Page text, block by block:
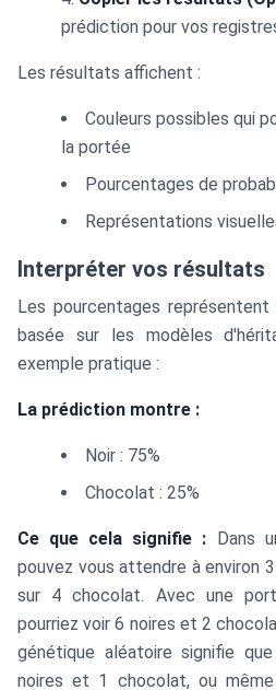
prédiction pour vos
Les résultats affichent :
Couleurs possibles qui
la portée
Pourcentages de
Représentations
Interpréter vos résultats
Les pourcentages
basée sur les modèles
exemple pratique :
La prédiction montre :
Noir : 75%
Chocolat : 25%
Ce que cela signifie : Dans
pouvez vous attendre à environ
sur 4 chocolat. Avec une
pourriez voir 6 noires et 2
génétique aléatoire signifie
noires et 1 chocolat, ou